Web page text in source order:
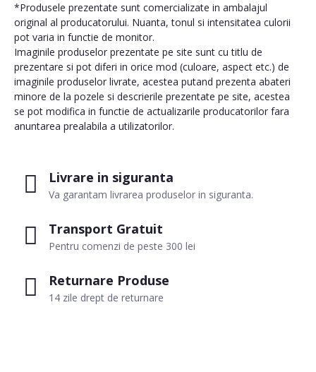
Livrare in siguranta
Va garantam livrarea produselor in siguranta.
Transport Gratuit
Pentru comenzi de peste 300 lei
Returnare Produse
14 zile drept de returnare
*Produsele prezentate sunt comercializate in ambalajul
original al producatorului. Nuanta, tonul si intensitatea culorii
pot varia in functie de monitor.
Imaginile produselor prezentate pe site sunt cu titlu de
prezentare si pot diferi in orice mod (culoare, aspect etc.) de
imaginile produselor livrate, acestea putand prezenta abateri
minore de la pozele si descrierile prezentate pe site, acestea
se pot modifica in functie de actualizarile producatorilor fara
anuntarea prealabila a utilizatorilor.